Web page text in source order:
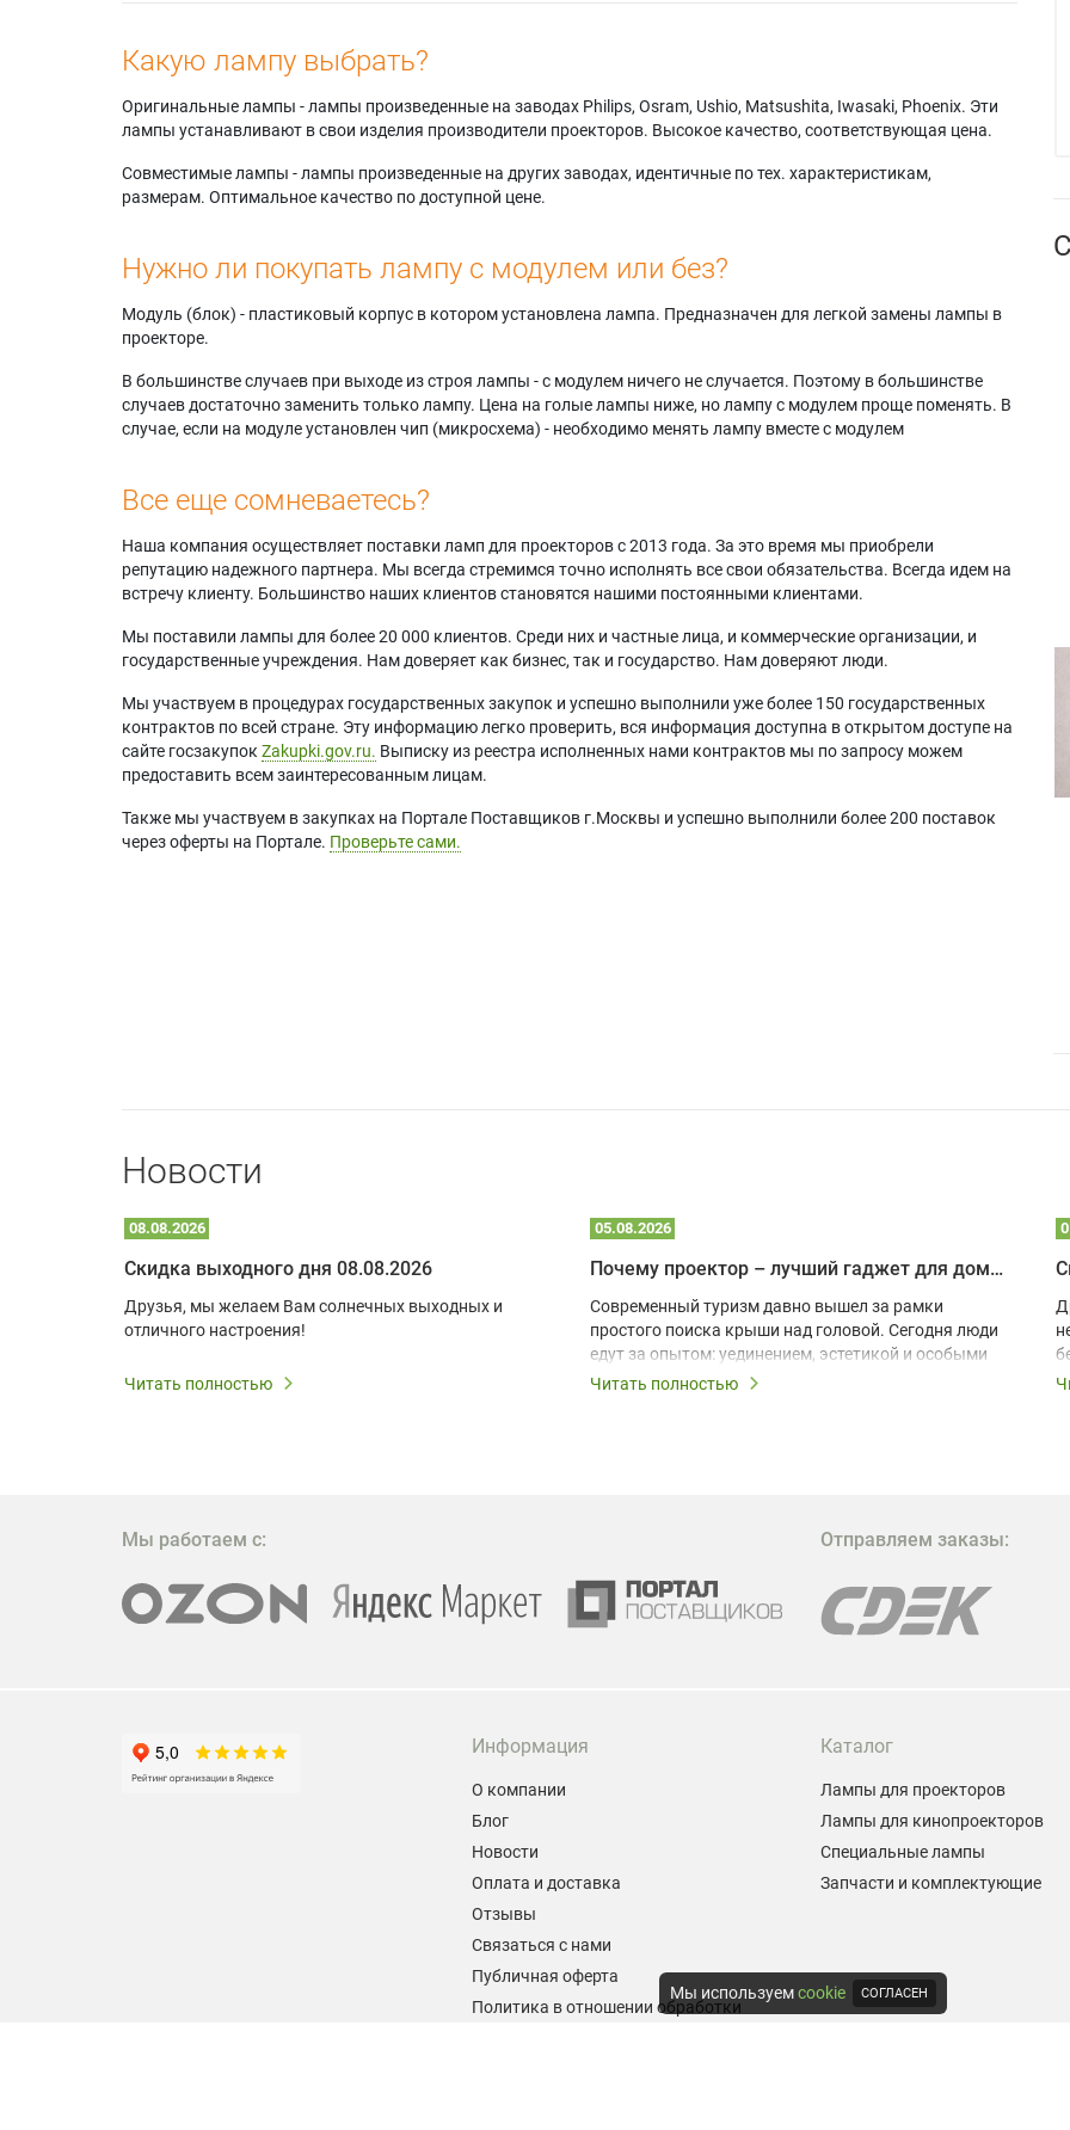
Какую лампу выбрать?
Оригинальные лампы - лампы произведенные на заводах Philips, Osram, Ushio, Matsushita, Iwasaki, Phoenix. Эти
лампы устанавливают в свои изделия производители проекторов. Высокое качество, соответствующая цена.
Совместимые лампы - лампы произведенные на других заводах, идентичные по тех. характеристикам,
размерам. Оптимальное качество по доступной цене.
Нужно ли покупать лампу с модулем или без?
Модуль (блок) - пластиковый корпус в котором установлена лампа. Предназначен для легкой замены лампы в
проекторе.
В большинстве случаев при выходе из строя лампы - с модулем ничего не случается. Поэтому в большинстве
случаев достаточно заменить только лампу. Цена на голые лампы ниже, но лампу с модулем проще поменять. В
случае, если на модуле установлен чип (микросхема) - необходимо менять лампу вместе с модулем
Все еще сомневаетесь?
Наша компания осуществляет поставки ламп для проекторов с 2013 года. За это время мы приобрели
репутацию надежного партнера. Мы всегда стремимся точно исполнять все свои обязательства. Всегда идем на
встречу клиенту. Большинство наших клиентов становятся нашими постоянными клиентами.
Мы поставили лампы для более 20 000 клиентов. Среди них и частные лица, и коммерческие организации, и
государственные учреждения. Нам доверяет как бизнес, так и государство. Нам доверяют люди.
Мы участвуем в процедурах государственных закупок и успешно выполнили уже более 150 государственных
контрактов по всей стране. Эту информацию легко проверить, вся информация доступна в открытом доступе на
сайте госзакупок Zakupki.gov.ru. Выписку из реестра исполненных нами контрактов мы по запросу можем
предоставить всем заинтересованным лицам.
Также мы участвуем в закупках на Портале Поставщиков г.Москвы и успешно выполнили более 200 поставок
через оферты на Портале. Проверьте сами.
Новости
08.08.2026
Скидка выходного дня 08.08.2026
Друзья, мы желаем Вам солнечных выходных и
отличного настроения!
Читать полностью
05.08.2026
Почему проектор – лучший гаджет для домика в глэмпинге
Современный туризм давно вышел за рамки
простого поиска крыши над головой. Сегодня люди
едут за опытом: уединением, эстетикой и особыми
ощущениями. Владельцы A-frame домов,
эффективных и бюджетных способов стать
проектора.
Читать полностью
Мы работаем с: Отправляем заказы:
Информация
О компании
Блог
Новости
Оплата и доставка
Отзывы
Связаться с нами
Публичная оферта
Политика в отношении обработки
Каталог
Лампы для проекторов
Лампы для кинопроекторов
Специальные лампы
Запчасти и комплектующие
Мы используемcookie СОГЛАСЕН